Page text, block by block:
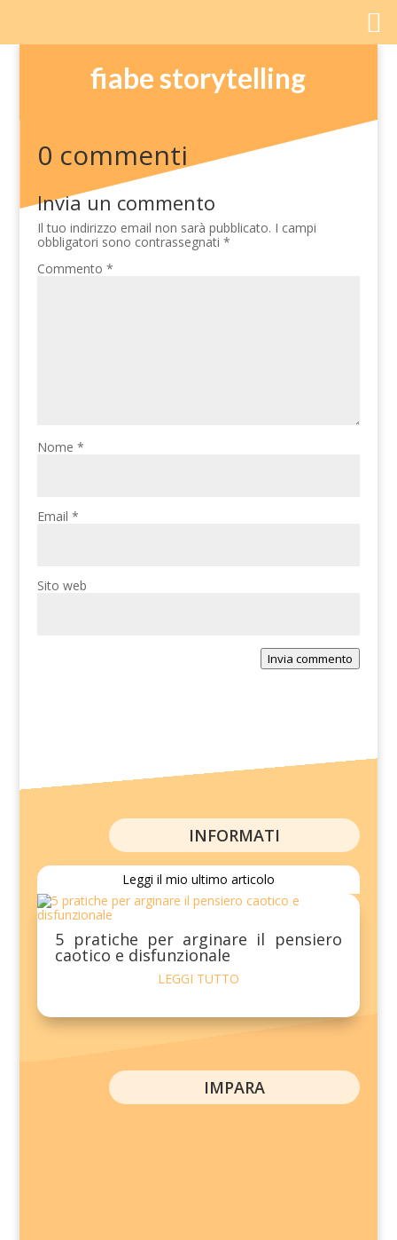
fiabe storytelling
0 commenti
Invia un commento
Il tuo indirizzo email non sarà pubblicato. I campi
obbligatori sono contrassegnati*
Commento*
Nome*
Email*
Sito web
Invia commento
INFORMATI
Leggi il mio ultimo articolo
5 pratiche per arginare il pensiero
caotico e disfunzionale
LEGGI TUTTO
IMPARA